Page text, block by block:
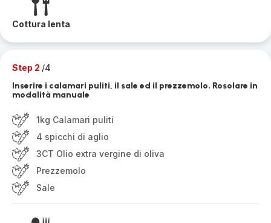
Cottura lenta
Step 2 /4
Inserire i calamari puliti, il sale ed il prezzemolo. Rosolare in
modalità manuale
1kg Calamari puliti
4 spicchi di aglio
3CT Olio extra vergine di oliva
Prezzemolo
Sale